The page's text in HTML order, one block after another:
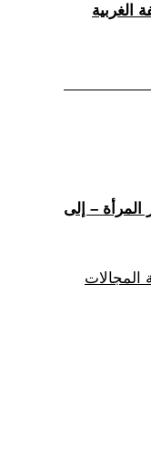
الغربية
المرأة – إلى
المجالات